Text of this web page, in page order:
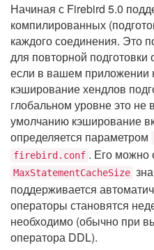
Начиная с Firebird 5.0
компилированных
каждого соединения. Это
для повторной подготовки
если в вашем приложении
кэширование хендлов
глобальном уровне это не
умолчанию кэширование
определяется параметром
firebird.conf . Его можно
MaxStatementCacheSize
поддерживается
операторы становятся
необходимо (обычно при
оператора DDL).